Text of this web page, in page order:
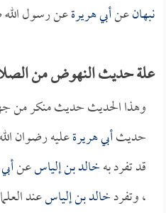
نبهانعنأبي هريرةعن رسول الله
علة حديث النهوض من
وهذا الحديث حديث منكر من
حديثأبي هريرةعليه رضوان
قد تفرد بهخالد بن إلياسعن
، وتفردخالد بن إلياسعند